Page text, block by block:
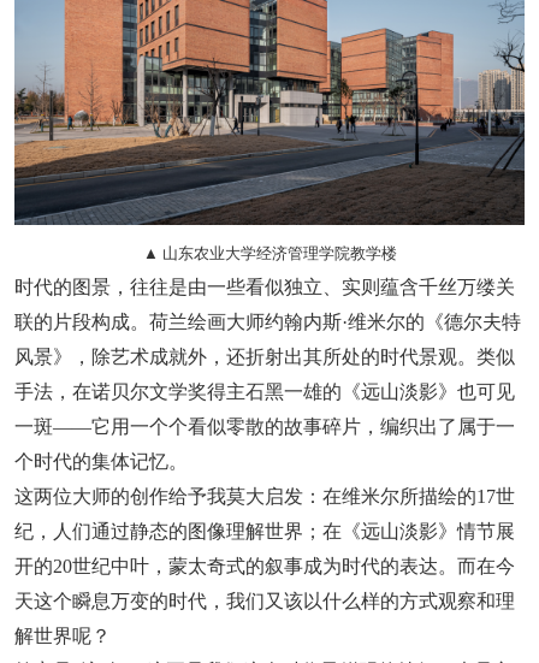
▲ 山东农业大学经济管理学院教学楼
时代的图景，往往是由一些看似独立、实则蕴含千丝万缕关
联的片段构成。荷兰绘画大师约翰内斯·维米尔的《德尔夫特
风景》，除艺术成就外，还折射出其所处的时代景观。类似
手法，在诺贝尔文学奖得主石黑一雄的《远山淡影》也可见
一斑——它用一个个看似零散的故事碎片，编织出了属于一
个时代的集体记忆。
这两位大师的创作给予我莫大启发：在维米尔所描绘的17世
纪，人们通过静态的图像理解世界；在《远山淡影》情节展
开的20世纪中叶，蒙太奇式的叙事成为时代的表达。而在今
天这个瞬息万变的时代，我们又该以什么样的方式观察和理
解世界呢？